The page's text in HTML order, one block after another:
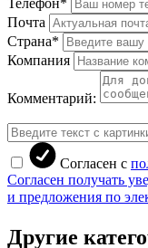
Телефон*
Почта
Страна*
Компания
Комментарий:
Согласен с
Согласен получать
и предложения по
Другие